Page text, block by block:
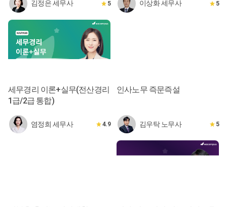
김정은 세무사 5 이상화 세무사 5
세무경리 이론+실무(전산경리
1급/2급 통합)
염정희 세무사 4.9
인사노무 즉문즉설
김우탁 노무사 5